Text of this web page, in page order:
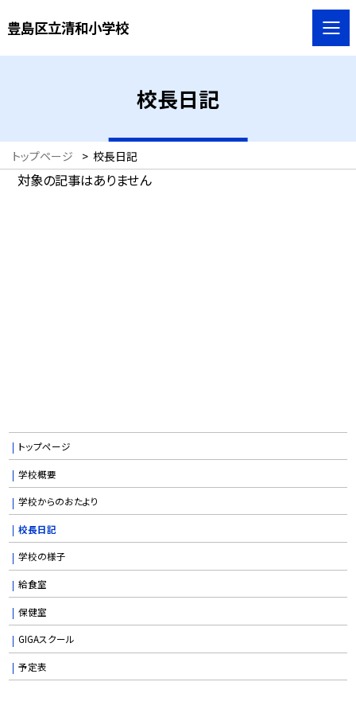
豊島区立清和小学校
校長日記
トップページ > 校長日記
対象の記事はありません
トップページ
学校概要
学校からのおたより
校長日記
学校の様子
給食室
保健室
GIGAスクール
予定表